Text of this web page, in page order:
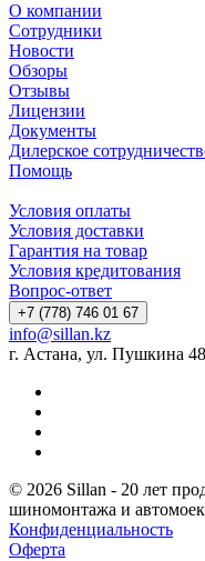
О компании
Сотрудники
Новости
Обзоры
Отзывы
Лицензии
Документы
Дилерское
Помощь
Условия оплаты
Условия доставки
Гарантия на товар
Условия кредитования
Вопрос-ответ
+7 (778) 746 01 67
info@sillan.kz
г. Астана, ул. Пушкина 48
© 2026 Sillan - 20 лет
шиномонтажа и
Конфиденциальность
Оферта